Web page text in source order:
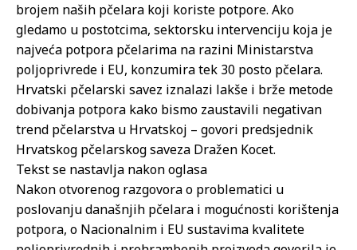
brojem naših pčelara koji koriste potpore. Ako
gledamo u postotcima, sektorsku intervenciju koja je
najveća potpora pčelarima na razini Ministarstva
poljoprivrede i EU, konzumira tek 30 posto pčelara.
Hrvatski pčelarski savez iznalazi lakše i brže metode
dobivanja potpora kako bismo zaustavili negativan
trend pčelarstva u Hrvatskoj – govori predsjednik
Hrvatskog pčelarskog saveza Dražen Kocet.
Tekst se nastavlja nakon oglasa
Nakon otvorenog razgovora o problematici u
poslovanju današnjih pčelara i mogućnosti korištenja
potpora, o Nacionalnim i EU sustavima kvalitete